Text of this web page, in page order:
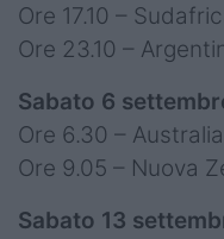
Ore 17.10 –
Ore 23.10 –
Sabato 6
Ore 6.30 –
Ore 9.05 – Nuova
Sabato 13